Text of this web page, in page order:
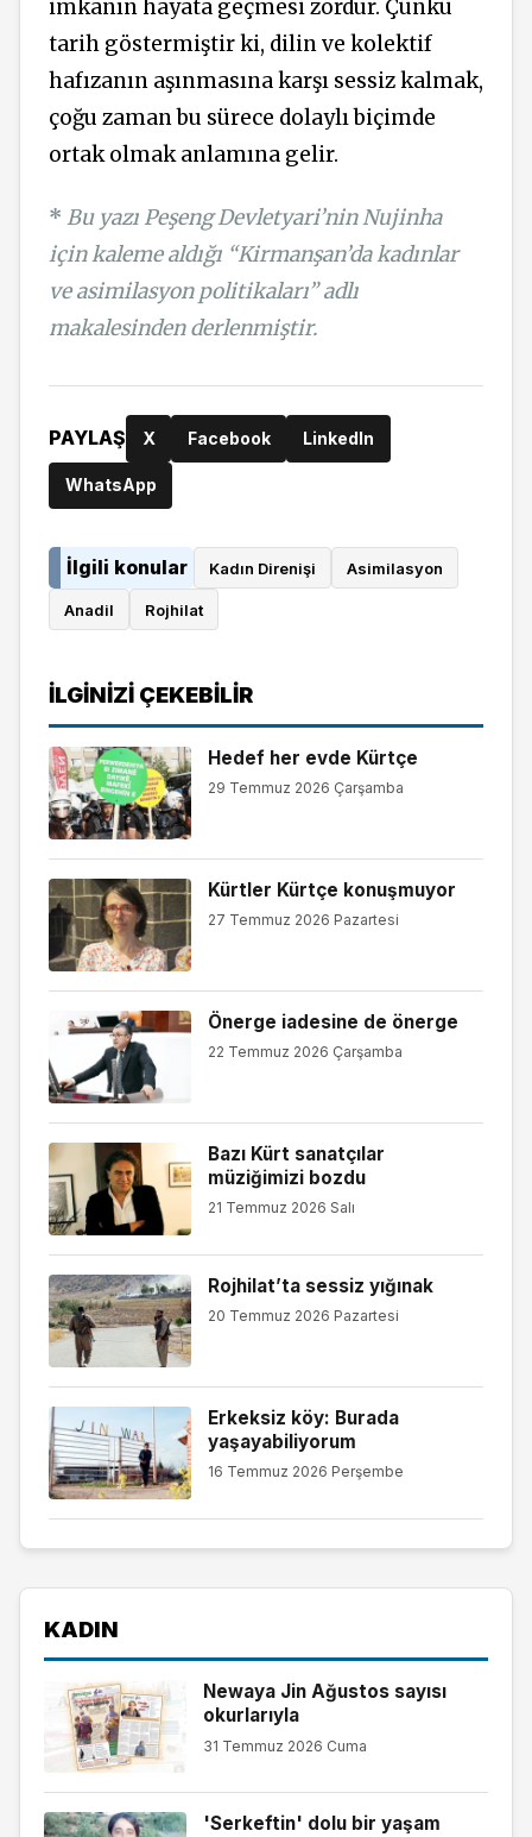
imkanın hayata geçmesi zordur. Çünkü
tarih göstermiştir ki, dilin ve kolektif
hafızanın aşınmasına karşı sessiz kalmak,
çoğu zaman bu sürece dolaylı biçimde
ortak olmak anlamına gelir.
* Bu yazı Peşeng Devletyari’nin Nujinha
için kaleme aldığı “Kirmanşan’da kadınlar
ve asimilasyon politikaları” adlı
makalesinden derlenmiştir.
PAYLAŞ X Facebook LinkedIn
WhatsApp
İlgili konular Kadın Direnişi Asimilasyon
Anadil Rojhilat
İLGINIZI ÇEKEBILIR
Hedef her evde Kürtçe
29 Temmuz 2026 Çarşamba
Kürtler Kürtçe konuşmuyor
27 Temmuz 2026 Pazartesi
Önerge iadesine de önerge
22 Temmuz 2026 Çarşamba
Bazı Kürt sanatçılar
müziğimizi bozdu
21 Temmuz 2026 Salı
Rojhilat’ta sessiz yığınak
20 Temmuz 2026 Pazartesi
Erkeksiz köy: Burada
yaşayabiliyorum
16 Temmuz 2026 Perşembe
KADIN
Newaya Jin Ağustos sayısı
okurlarıyla
31 Temmuz 2026 Cuma
'Serkeftin' dolu bir yaşam